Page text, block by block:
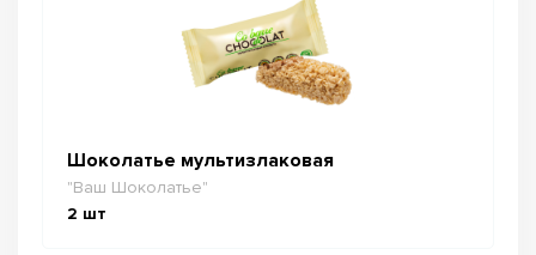
Шоколатье мультизлаковая
"Ваш Шоколатье"
2 шт